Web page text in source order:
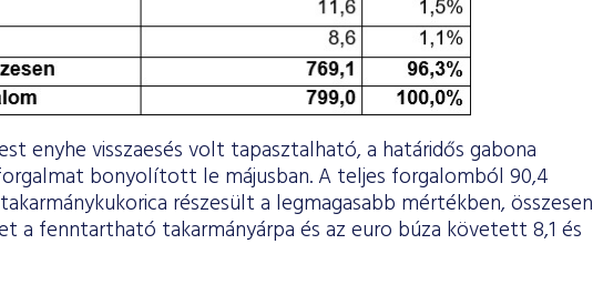
enyhe visszaesés volt tapasztalható, a határidős gabona
bonyolított le májusban. A teljes forgalomból 90,4
részesült a legmagasabb mértékben, összesen
a fenntartható takarmányárpa és az euro búza követett 8,1 és